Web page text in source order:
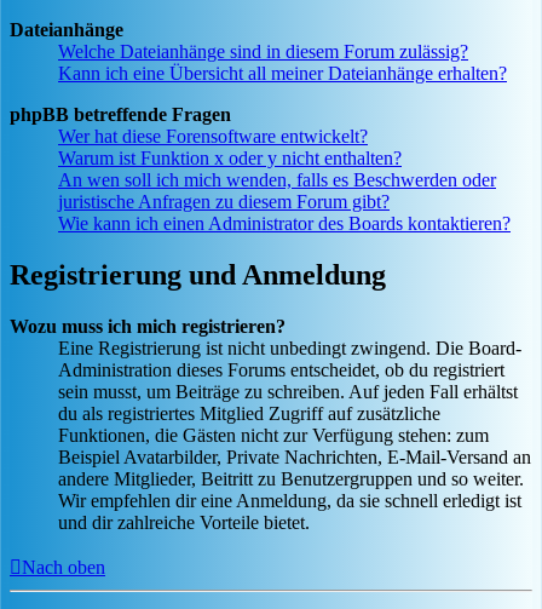
Dateianhänge
Welche Dateianhänge sind in diesem Forum zulässig?
Kann ich eine Übersicht all meiner Dateianhänge erhalten?
phpBB betreffende Fragen
Wer hat diese Forensoftware entwickelt?
Warum ist Funktion x oder y nicht enthalten?
An wen soll ich mich wenden, falls es Beschwerden oder
juristische Anfragen zu diesem Forum gibt?
Wie kann ich einen Administrator des Boards kontaktieren?
Registrierung und Anmeldung
Wozu muss ich mich registrieren?
Eine Registrierung ist nicht unbedingt zwingend. Die Board-
Administration dieses Forums entscheidet, ob du registriert
sein musst, um Beiträge zu schreiben. Auf jeden Fall erhältst
du als registriertes Mitglied Zugriff auf zusätzliche
Funktionen, die Gästen nicht zur Verfügung stehen: zum
Beispiel Avatarbilder, Private Nachrichten, E-Mail-Versand an
andere Mitglieder, Beitritt zu Benutzergruppen und so weiter.
Wir empfehlen dir eine Anmeldung, da sie schnell erledigt ist
und dir zahlreiche Vorteile bietet.
Nach oben